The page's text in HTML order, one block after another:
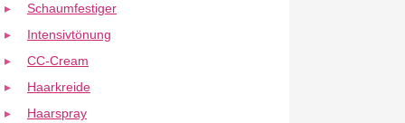
Schaumfestiger
Intensivtönung
CC-Cream
Haarkreide
Haarspray